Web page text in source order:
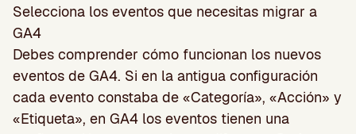
Selecciona los eventos que necesitas migrar a
GA4
Debes comprender cómo funcionan los nuevos
eventos de GA4. Si en la antigua configuración
cada evento constaba de «Categoría», «Acción» y
«Etiqueta», en GA4 los eventos tienen una